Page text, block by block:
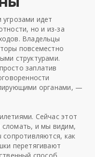
идет
но и из-за
Владельцы
повсеместно
структурами.
заплатив
органами, —
Сейчас этот
и мы видим,
сопротивляются, как
перетягивают